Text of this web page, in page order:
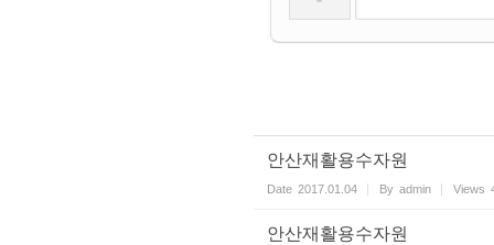
안산재활용수자원
Date 2017.01.04 By admin Views
안산재활용수자원